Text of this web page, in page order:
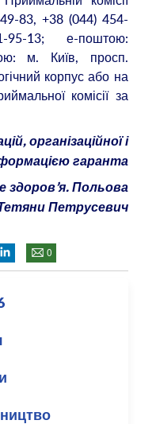
83, +38 (044) 454-
13; е-поштою:
м. Київ, просп.
корпус або на
комісії за
організаційної і
гаранта
здоров’я. Польова
Тетяни Петрусевич
0